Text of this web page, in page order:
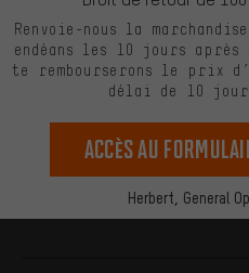
Herbert, General
Renvoie-nous la
endéans les 10 jours après
te rembourserons le prix
délai de 10
Accès au